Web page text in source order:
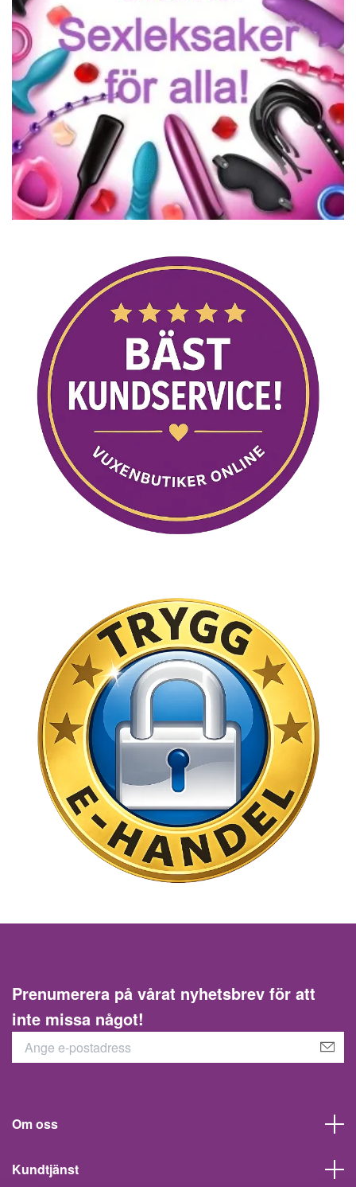
Prenumerera på vårat nyhetsbrev för att
inte missa något!
Om oss
Kundtjänst